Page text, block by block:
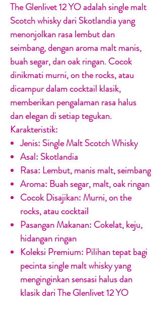
The Glenlivet 12 YO adalah single malt
Scotch whisky dari Skotlandia yang
menonjolkan rasa lembut dan
seimbang, dengan aroma malt manis,
buah segar, dan oak ringan. Cocok
dinikmati murni, on the rocks, atau
dicampur dalam cocktail klasik,
memberikan pengalaman rasa halus
dan elegan di setiap tegukan.
Karakteristik:
Jenis: Single Malt Scotch Whisky
Asal: Skotlandia
Rasa: Lembut, manis malt, seimbang
Aroma: Buah segar, malt, oak ringan
Cocok Disajikan: Murni, on the
rocks, atau cocktail
Pasangan Makanan: Cokelat, keju,
hidangan ringan
Koleksi Premium: Pilihan tepat bagi
pecinta single malt whisky yang
menginginkan sensasi halus dan
klasik dari The Glenlivet 12 YO